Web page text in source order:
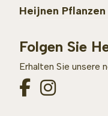
Heijnen Pflanzen
Folgen Sie
Erhalten Sie unsere